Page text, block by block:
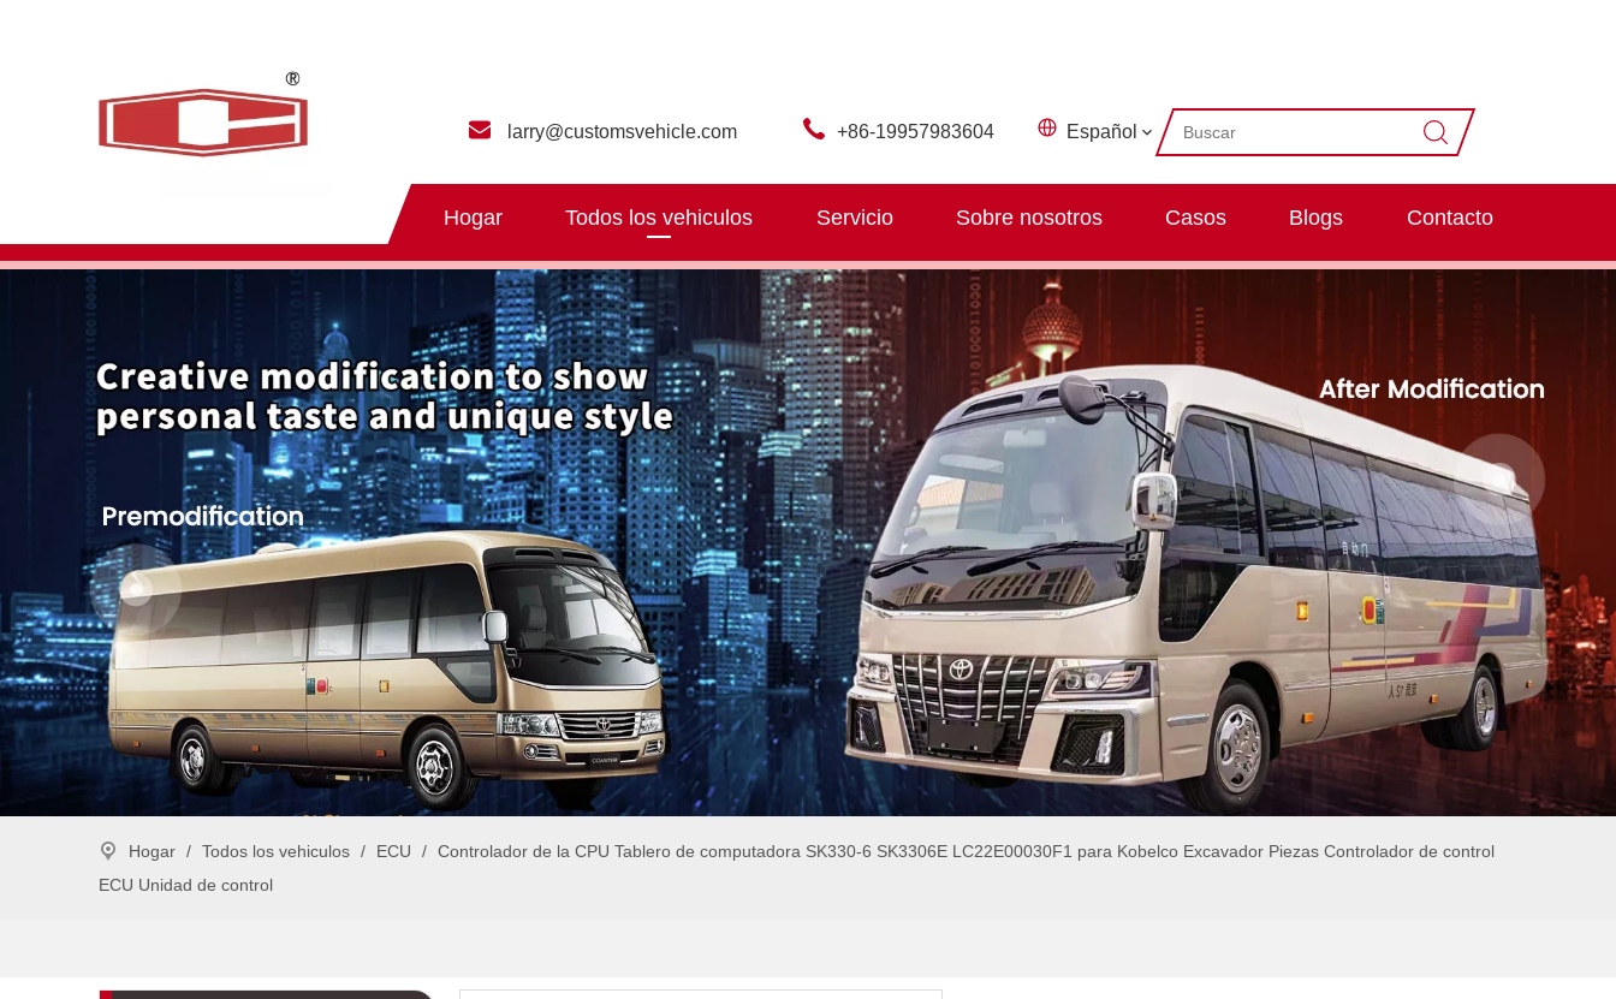
larry@customsvehicle.com +86-19957983604 Español
Hogar Todos los vehiculos Servicio Sobre nosotros Casos Blogs Contacto
Hogar / Todos los vehiculos / ECU / Controlador de la CPU Tablero de computadora SK330-6 SK3306E LC22E00030F1 para Kobelco Excavador Piezas Controlador de control
ECU Unidad de control